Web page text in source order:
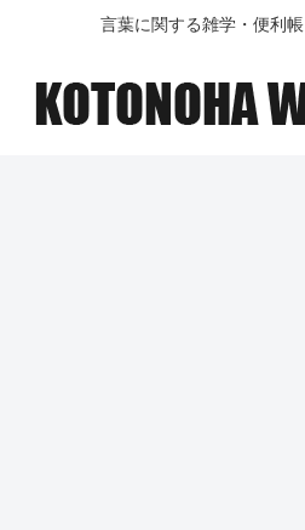
言葉に関する雑学・便利帳